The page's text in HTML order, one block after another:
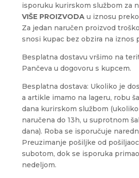
isporuku kurirskom službom za
VIŠE PROIZVODAu iznosu
Za jedan naručen proizvod
snosi kupac bez obzira na iznos
Besplatna dostavu vršimo na
Pančeva u dogovoru s kupcem.
Besplatna dostava: Ukoliko je
a artikle imamo na lageru, robu
dana kurirskom službom
naručena do 13h, u suprotnom
dana). Roba se isporučuje
Preuzimanje pošiljke od
subotom, dok se isporuka
nedeljom.